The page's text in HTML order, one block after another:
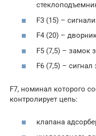
F3 (15) –
F4 (20) –
F5 (7,5) – замок
F6 (7,5) – сигнал
F7, номинал которого
контролирует цепь:
клапана